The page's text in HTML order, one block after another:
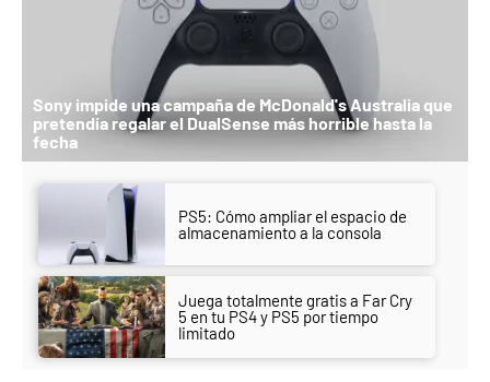
Sony impide una campaña de McDonald's Australia que
pretendía regalar el DualSense más horrible hasta la
fecha
PS5: Cómo ampliar el espacio de
almacenamiento a la consola
Juega totalmente gratis a Far Cry
5 en tu PS4 y PS5 por tiempo
limitado